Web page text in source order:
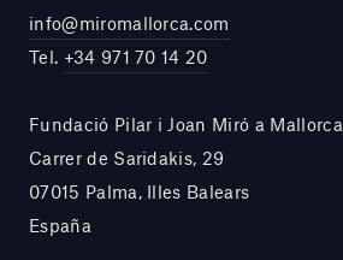
info@miromallorca.com
Tel. +34 971 70 14 20
Fundació Pilar i Joan Miró a Mallorca
Carrer de Saridakis, 29
07015 Palma, Illes Balears
España